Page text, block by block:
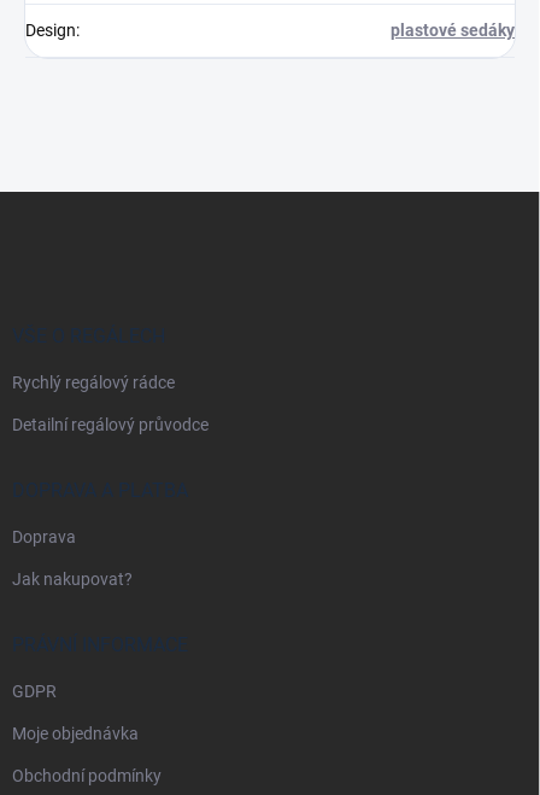
Design: plastové sedáky
VŠE O REGÁLECH
Rychlý regálový rádce
Detailní regálový průvodce
DOPRAVA A PLATBA
Doprava
Jak nakupovat?
PRÁVNÍ INFORMACE
GDPR
Moje objednávka
Obchodní podmínky